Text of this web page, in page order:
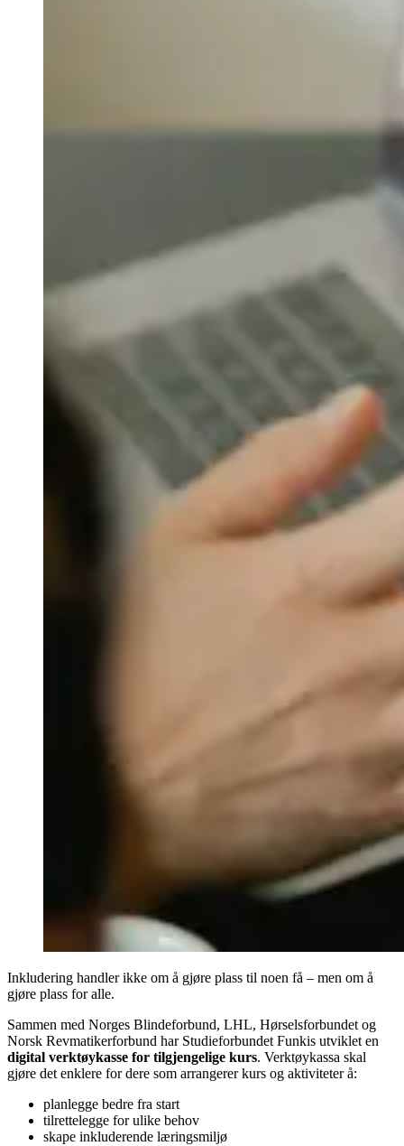
Inkludering handler ikke om å gjøre plass til noen få – men om å
gjøre plass for alle.
Sammen med Norges Blindeforbund, LHL, Hørselsforbundet og
Norsk Revmatikerforbund har Studieforbundet Funkis utviklet en
digital verktøykasse for tilgjengelige kurs. Verktøykassa skal
gjøre det enklere for dere som arrangerer kurs og aktiviteter å:
planlegge bedre fra start
tilrettelegge for ulike behov
skape inkluderende læringsmiljø